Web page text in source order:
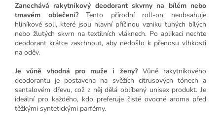
Zanechává rakytníkový deodorant skvrny na bílém nebo
tmavém oblečení?Tento přírodní roll-on neobsahuje
hliníkové soli, které jsou hlavní příčinou vzniku tuhých bílých
nebo žlutých skvrn na textilních vláknech. Po aplikaci nechte
deodorant krátce zaschnout, aby nedošlo k přenosu vlhkosti
na oděv.
Je vůně vhodná pro muže i ženy?Vůně rakytníkového
deodorantu je postavena na svěžích citrusových tónech a
santalovém dřevu, což z něj dělá oblíbený unisex produkt. Je
ideální pro každého, kdo preferuje čisté ovocné aroma před
těžkými syntetickými parfémy.